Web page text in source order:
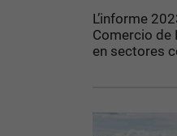
L’informe
Comercio de
en sectores